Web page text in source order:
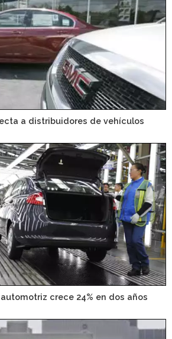
a distribuidores de vehículos
crece 24% en dos años